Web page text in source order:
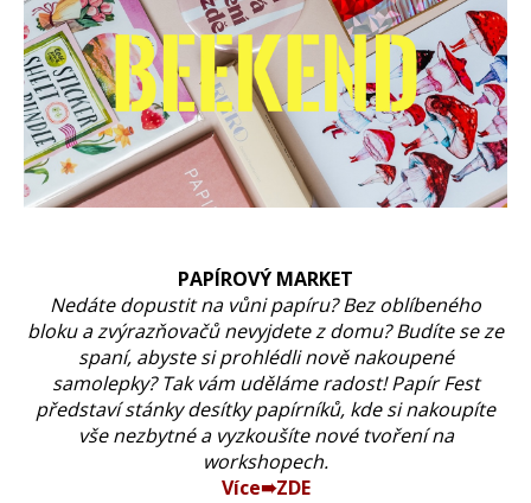
PAPÍROVÝ MARKET
Nedáte dopustit na vůni papíru? Bez oblíbeného
bloku a zvýrazňovačů nevyjdete z domu? Budíte se ze
spaní, abyste si prohlédli nově nakoupené
samolepky? Tak vám uděláme radost! Papír Fest
představí stánky desítky papírníků, kde si nakoupíte
vše nezbytné a vyzkoušíte nové tvoření na
workshopech.
Více➠ZDE